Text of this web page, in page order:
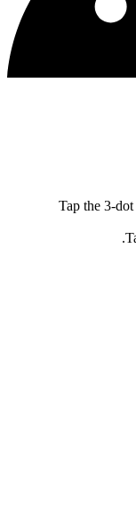
Tap the 3-
.